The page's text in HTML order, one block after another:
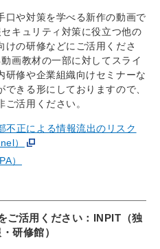
口や対策を学べる新作の動画で
キュリティ対策に役立つ他の
けの研修などにご活用くださ
画教材の一部に対してスライ
研修や企業組織向けセミナーな
きる形にしておりますので、
活用ください。
不正による情報流出のリスク
）
）
ご活用ください：INPIT（独
研修館）